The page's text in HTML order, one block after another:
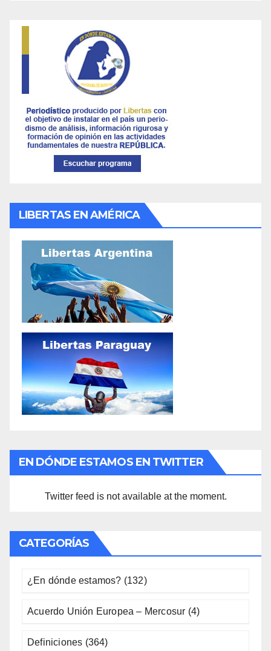
LIBERTAS EN AMÉRICA
EN DÓNDE ESTAMOS EN TWITTER
Twitter feed is not available at the moment.
CATEGORÍAS
¿En dónde estamos? (132)
Acuerdo Unión Europea – Mercosur (4)
Definiciones (364)